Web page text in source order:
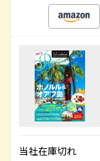
当社在庫切れ